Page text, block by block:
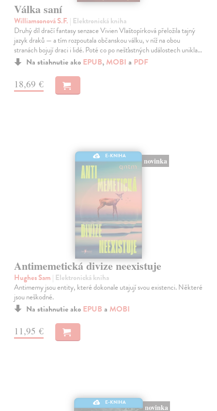
Válka saní
Williamsonová S.F. | Elektronická kniha
Druhý díl dračí fantasy senzace Vivien Vlaštopírková přeložila tajný
jazyk draků — a tím rozpoutala občanskou válku, v níž na obou
stranách bojují draci i lidé. Poté co po nešťastných událostech unikla…
Na stiahnutie ako EPUB, MOBI a PDF
18,69 €
E-KNIHA
novinka
Antimemetická divize neexistuje
Hughes Sam | Elektronická kniha
Antimemy jsou entity, které dokonale utajují svou existenci. Některé
jsou neškodné.
Na stiahnutie ako EPUB a MOBI
11,95 €
E-KNIHA
novinka